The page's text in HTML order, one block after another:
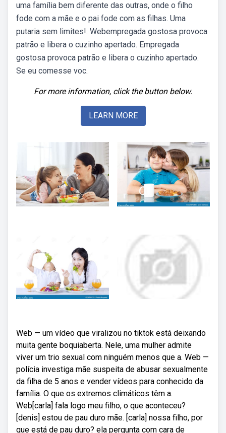
uma família bem diferente das outras, onde o filho
fode com a mãe e o pai fode com as filhas. Uma
putaria sem limites!. Webempregada gostosa provoca
patrão e libera o cuzinho apertado. Empregada
gostosa provoca patrão e libera o cuzinho apertado.
Se eu comesse voc.
For more information, click the button below.
LEARN MORE
Web — um vídeo que viralizou no tiktok está deixando
muita gente boquiaberta. Nele, uma mulher admite
viver um trio sexual com ninguém menos que a. Web —
polícia investiga mãe suspeita de abusar sexualmente
da filha de 5 anos e vender vídeos para conhecido da
família. O que os extremos climáticos têm a.
Web[carla] fala logo meu filho, o que aconteceu?
[denis] estou de pau duro mãe. [carla] nossa filho, por
que está de pau duro? ela pergunta com cara de